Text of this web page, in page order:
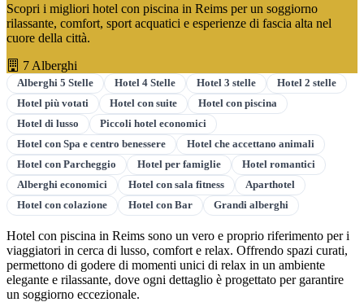
Scopri i migliori hotel con piscina in Reims per un soggiorno
rilassante, comfort, sport acquatici e esperienze di fascia alta nel
cuore della città.
7 Alberghi
Alberghi 5 Stelle Hotel 4 Stelle Hotel 3 stelle
Hotel 2 stelle
Hotel più votati
Hotel con suite
Hotel con piscina
Hotel di lusso
Piccoli hotel economici
Hotel con Spa e centro benessere
Hotel che accettano animali
Hotel con Parcheggio
Hotel per famiglie
Hotel romantici
Alberghi economici
Hotel con sala fitness
Aparthotel
Hotel con colazione
Hotel con Bar Grandi alberghi
Hotel con piscina in Reims sono un vero e proprio riferimento per i
viaggiatori in cerca di lusso, comfort e relax. Offrendo spazi curati,
permettono di godere di momenti unici di relax in un ambiente
elegante e rilassante, dove ogni dettaglio è progettato per garantire
un soggiorno eccezionale.